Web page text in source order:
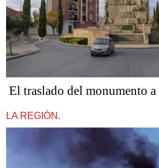
El traslado del monumento
LA REGIÓN.